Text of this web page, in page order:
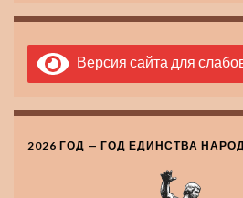
Версия сайта для
2026 ГОД — ГОД ЕДИНСТВА